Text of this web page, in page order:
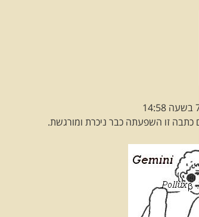
כתבה זו השפעתה כבר ניכרת ומורגשת.